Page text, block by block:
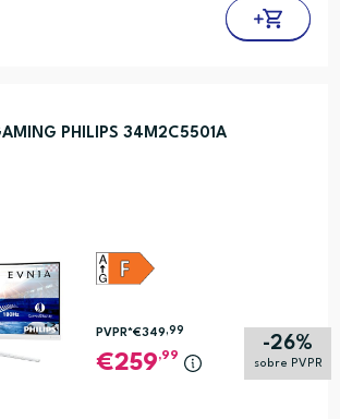
PHILIPS 34M2C5501A
-26%
sobre PVPR
PVPR*€349,99
259,99